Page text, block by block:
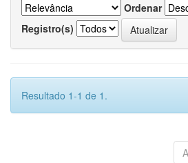
Ordenar
Registro(s)
Resultado 1-1 de 1.